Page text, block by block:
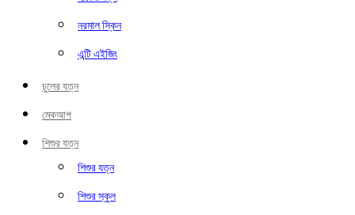
নরমাল স্কিন
এন্টি এইজিং
চুলের যত্ন
মেকআপ
শিশুর যত্ন
শিশুর যত্ন
শিশুর স্কুল